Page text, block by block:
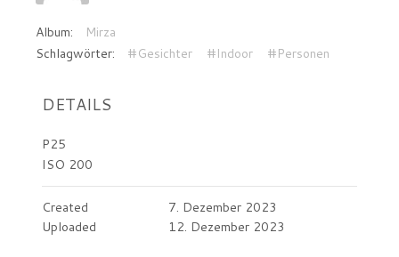
Album:
Mirza
Schlagwörter:
#Gesichter #Indoor #Personen
DETAILS
P25
ISO 200
Created
7. Dezember 2023
Uploaded
12. Dezember 2023